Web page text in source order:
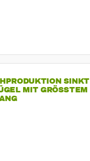
SINKT
MIT GRÖSSTEM R